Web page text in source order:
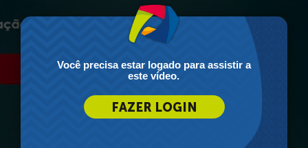
Você precisa estar logado para assistir a
este vídeo.